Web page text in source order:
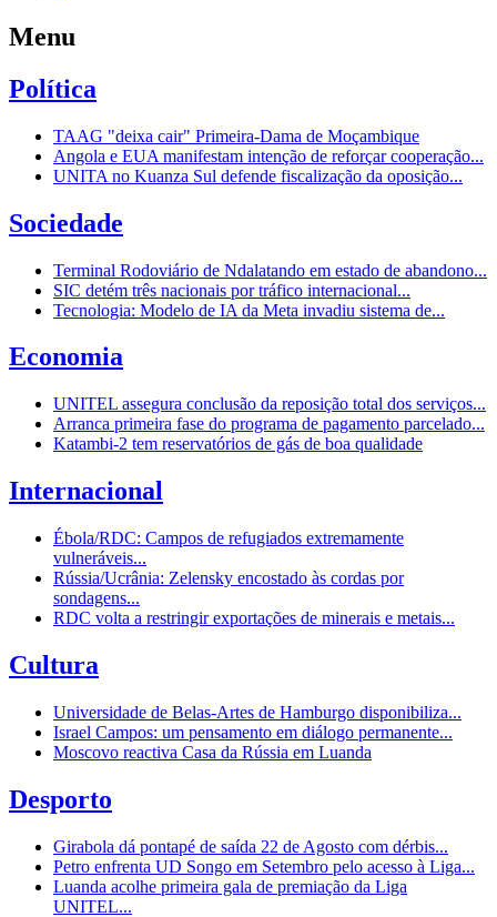
Menu
Política
TAAG "deixa cair" Primeira-Dama de Moçambique
Angola e EUA manifestam intenção de reforçar cooperação...
UNITA no Kuanza Sul defende fiscalização da oposição...
Sociedade
Terminal Rodoviário de Ndalatando em estado de abandono...
SIC detém três nacionais por tráfico internacional...
Tecnologia: Modelo de IA da Meta invadiu sistema de...
Economia
UNITEL assegura conclusão da reposição total dos serviços...
Arranca primeira fase do programa de pagamento parcelado...
Katambi-2 tem reservatórios de gás de boa qualidade
Internacional
Ébola/RDC: Campos de refugiados extremamente
vulneráveis...
Rússia/Ucrânia: Zelensky encostado às cordas por
sondagens...
RDC volta a restringir exportações de minerais e metais...
Cultura
Universidade de Belas-Artes de Hamburgo disponibiliza...
Israel Campos: um pensamento em diálogo permanente...
Moscovo reactiva Casa da Rússia em Luanda
Desporto
Girabola dá pontapé de saída 22 de Agosto com dérbis...
Petro enfrenta UD Songo em Setembro pelo acesso à Liga...
Luanda acolhe primeira gala de premiação da Liga
UNITEL...